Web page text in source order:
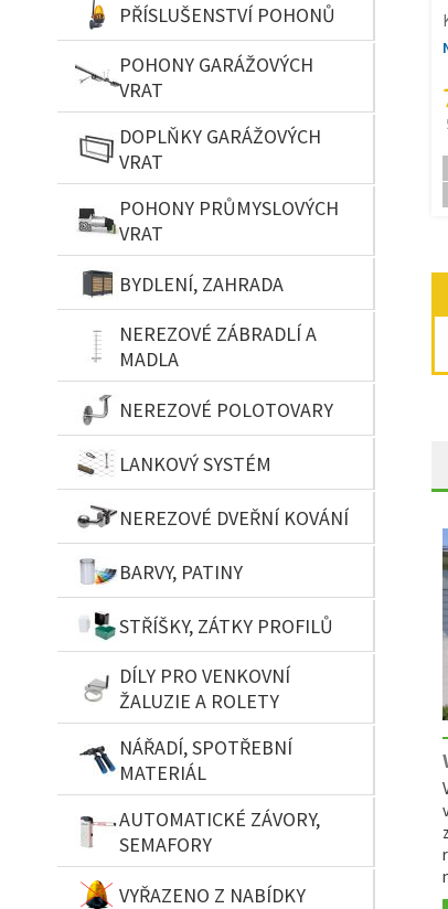
PŘÍSLUŠENSTVÍ POHONŮ
POHONY GARÁŽOVÝCH
VRAT
DOPLŇKY GARÁŽOVÝCH
VRAT
POHONY PRŮMYSLOVÝCH
VRAT
BYDLENÍ, ZAHRADA
NEREZOVÉ ZÁBRADLÍ A
MADLA
NEREZOVÉ POLOTOVARY
LANKOVÝ SYSTÉM
NEREZOVÉ DVEŘNÍ KOVÁNÍ
BARVY, PATINY
STŘÍŠKY, ZÁTKY PROFILŮ
DÍLY PRO VENKOVNÍ
ŽALUZIE A ROLETY
NÁŘADÍ, SPOTŘEBNÍ
MATERIÁL
AUTOMATICKÉ ZÁVORY,
SEMAFORY
VYŘAZENO Z NABÍDKY